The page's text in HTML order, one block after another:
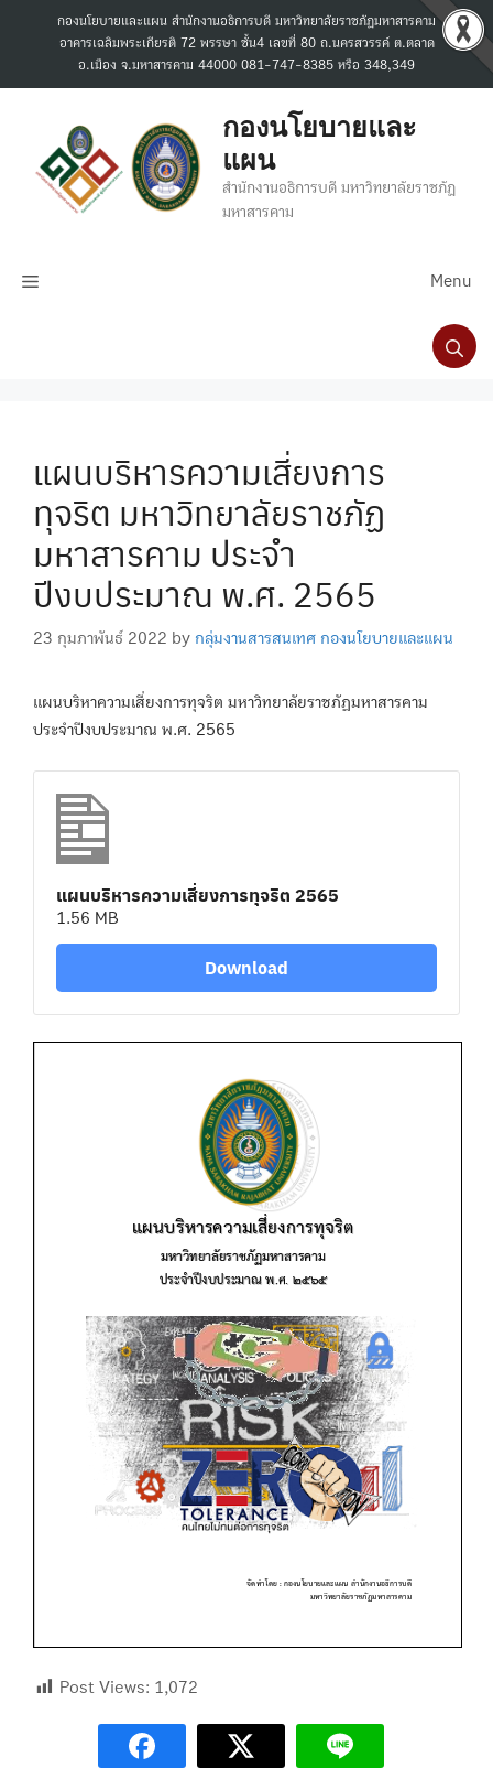
กองนโยบายและแผน สำนักงานอธิการบดี มหาวิทยาลัยราชภัฏมหาสารคาม
อาคารเฉลิมพระเกียรติ 72 พรรษา ชั้น4 เลขที่ 80 ถ.นครสวรรค์ ต.ตลาด
อ.เมือง จ.มหาสารคาม 44000 081-747-8385 หรือ 348,349
กองนโยบายและ
แผน
สำนักงานอธิการบดี มหาวิทยาลัยราชภัฏ
มหาสารคาม
Menu
แผนบริหารความเสี่ยงการ
ทุจริต มหาวิทยาลัยราชภัฏ
มหาสารคาม ประจำ
ปีงบประมาณ พ.ศ. 2565
23 กุมภาพันธ์ 2022 by กลุ่มงานสารสนเทศ กองนโยบายและแผน
แผนบริหาความเสี่ยงการทุจริต มหาวิทยาลัยราชภัฏมหาสารคาม
ประจำปีงบประมาณ พ.ศ. 2565
แผนบริหารความเสี่ยงการทุจริต 2565
1.56 MB
Download
Post Views: 1,072